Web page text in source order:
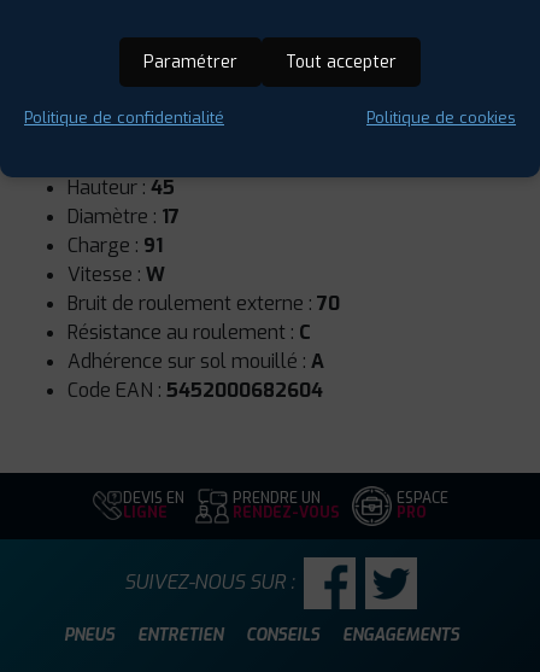
Runflat :Non
Hauteur : 45
Diamètre : 17
Charge : 91
Vitesse : W
Bruit de roulement externe : 70
Résistance au roulement : C
Adhérence sur sol mouillé : A
Code EAN : 5452000682604
DEVIS EN
LIGNE
PRENDRE UN
RENDEZ-VOUS
ESPACE
PRO
PNEUS ENTRETIEN CONSEILS ENGAGEMENTS
SUIVEZ-NOUS SUR :
Paramétrer Tout accepter
Politique de confidentialité Politique de cookies